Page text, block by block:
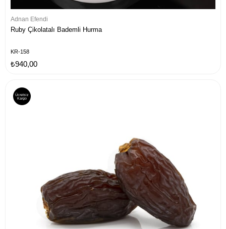
Adnan Efendi
Ruby Çikolatalı Bademli Hurma
KR-158
₺940,00
Ücretsiz
Kargo